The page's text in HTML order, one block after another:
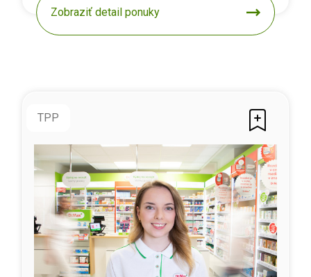
Zobraziť detail ponuky
TPP